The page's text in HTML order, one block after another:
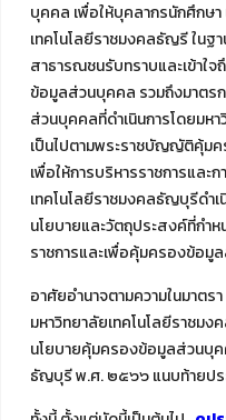
บุคคล เพื่อให้บุคลากรนักศึกษ
เทคโนโลยีราชมงคลธัญรี ในฐ
สาธารณชนรับทราบและเข้าใ
ข้อมูลส่วนบุคคล รวมถึงมาตร
ส่วนบุคคลที่ดำเนินการโดยมห
เป็นไปตามพระราชบัญญัติคุ้
เพื่อให้การบริหารราชการและ
เทคโนโลยีราชมงคลธัญบุรีดำ
นโยบายและวัตถุประสงค์ที่กำ
ราชการและเพื่อคุ้มครองข้อมู
อาศัยอำนาจตามความในมา
มหาวิทยาลัยเทคโนโลยีราชม
นโยบายคุ้มครองข้อมูลส่วนบุค
ธัญบุรี พ.ศ. ๒๕๖๖ แนบท้ายปร
Copyright ©️ 2022 คณะเท
เทคโนโ